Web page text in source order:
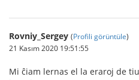
Rovniy_Sergey (Profili görüntüle)
21 Kasım 2020 19:51:55
Mi ĉiam lernas el la eraroj de